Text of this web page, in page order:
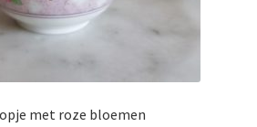
met roze bloemen